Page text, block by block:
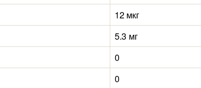
12 мкг
5.3 мг
0
0